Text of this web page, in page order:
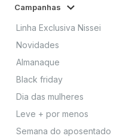
Campanhas
Linha Exclusiva Nissei
Novidades
Almanaque
Black friday
Dia das mulheres
Leve + por menos
Semana do aposentado